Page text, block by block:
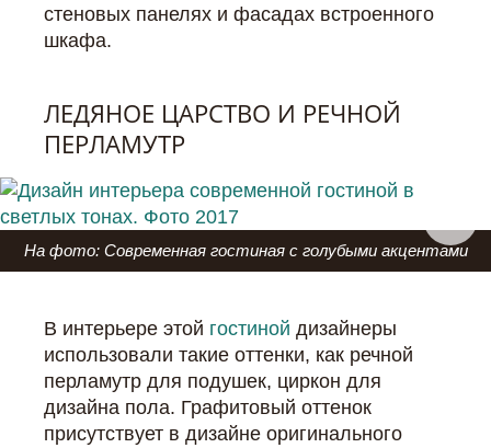
стеновых панелях и фасадах встроенного
шкафа.
ЛЕДЯНОЕ ЦАРСТВО И РЕЧНОЙ
ПЕРЛАМУТР
На фото: Современная гостиная с голубыми акцентами
В интерьере этой гостиной дизайнеры
использовали такие оттенки, как речной
перламутр для подушек, циркон для
дизайна пола. Графитовый оттенок
присутствует в дизайне оригинального